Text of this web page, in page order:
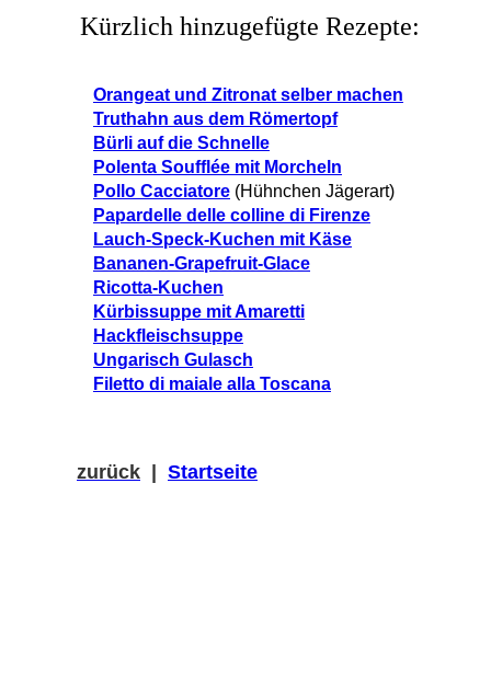
Kürzlich hinzugefügte Rezepte:
Orangeat und Zitronat selber machen
Truthahn aus dem Römertopf
Bürli auf die Schnelle
Polenta Soufflée mit Morcheln
Pollo Cacciatore (Hühnchen Jägerart)
Papardelle delle colline di Firenze
Lauch-Speck-Kuchen mit Käse
Bananen-Grapefruit-Glace
Ricotta-Kuchen
Kürbissuppe mit Amaretti
Hackfleischsuppe
Ungarisch Gulasch
Filetto di maiale alla Toscana
zurück Startseite